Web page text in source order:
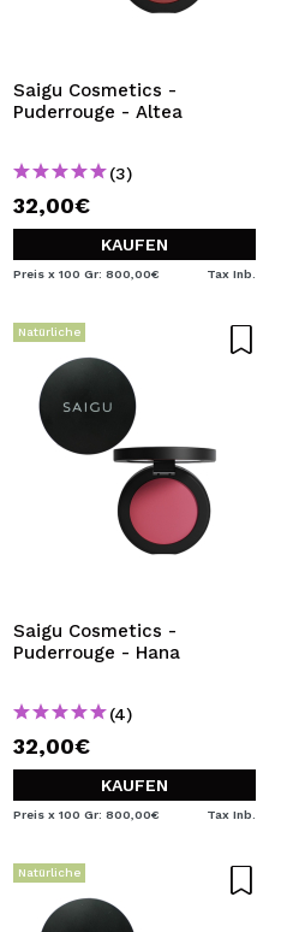
Saigu Cosmetics -
Puderrouge - Altea
(3)
32,00€
KAUFEN
Preis x 100 Gr: 800,00€ Tax Inb.
Natürliche
Saigu Cosmetics -
Puderrouge - Hana
(4)
32,00€
KAUFEN
Preis x 100 Gr: 800,00€ Tax Inb.
Natürliche